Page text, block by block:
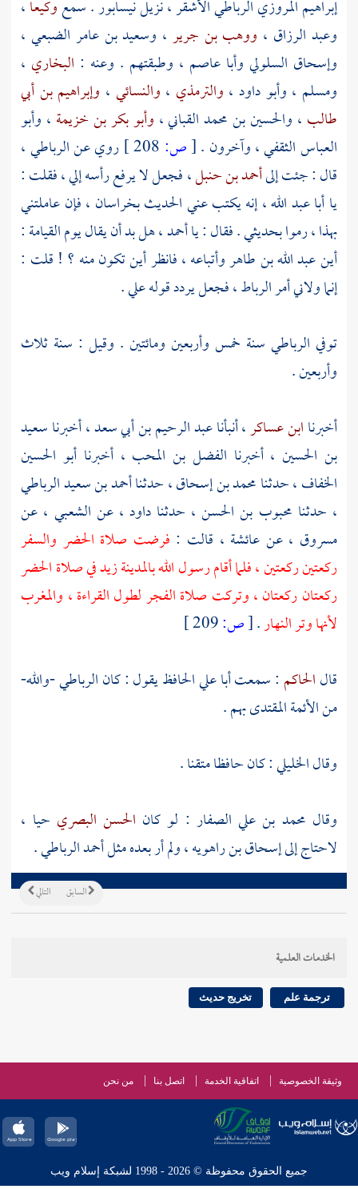
إبراهيم المروزي الرباطي الأشقر ، نزيلنيسابور. سمعوكيعا،
وعبد الرزاق ، ووهب بن جرير ، وسعيد بن عامر الضبعي ،
وإسحاق السلولي وأبا عاصم ، وطبقتهم . وعنه : البخاري ،
ومسلم ، وأبو داود ، والترمذي ، والنسائي ، وإبراهيم بن أبي
طالب ، والحسين بن محمد القباني، وأبو بكر بن خزيمة ، وأبو
العباس الثقفي، وآخرون .[ص: روي عنالرباطي،
قال : جئت إلىأحمد بن حنبل، فجعل لا يرفع رأسه إلي ، فقلت :
ياأبا عبد الله، إنه يكتب عني الحديثبخراسان ، فإن عاملتني
بهذا ، رموا بحديثي . فقال : ياأحمد، هل بد أن يقال يوم القيامة :
أينعبد الله بن طاهروأتباعه ، فانظر أين تكون منه ؟ ! قلت :
إنما ولاني أمرالرباط، فجعل يردد قوله علي .
توفي الرباطي سنة خمس وأربعين ومائتين . وقيل : سنة ثلاث
وأربعين .
أخبرناابن عساكر، أنبأناعبد الرحيم بن أبي سعد، أخبرناسعيد
بن الحسين ، أخبرنا الفضل بن المحب ، أخبرنا أبو الحسين
الخفاف، حدثنامحمد بن إسحاق، حدثناأحمد بن سعيد الرباطي
، حدثنا محبوب بن الحسن ، حدثناداود ، عن الشعبي ، عن
مسروق ، عن عائشة ، قالت : فرضت صلاة الحضر والسفر
ركعتين ركعتين ، فلما أقام رسول اللهبالمدينةزيد في صلاة الحضر
ركعتان ركعتان ، وتركت صلاة الفجر لطول القراءة ، والمغرب
لأنها وتر النهار.
[ص:
قالالحاكم : سمعتأبا علي الحافظيقول : كانالرباطي-والله-
من الأئمة المقتدى بهم .
وقالالخليلي: كان حافظا متقنا .
وقال محمد بن علي الصفار : لو كان الحسن البصري حيا ،
لاحتاج إلىإسحاق بن راهويه، ولم أر بعده مثلأحمد الرباطي.
التالي السابق
الخدمات العلمية
ترجمة علم تخريج حديث
وثيقة الخصوصية اتفاقية الخدمة اتصل بنا من نحن
جميع الحقوق محفوظة © 2026 - 1998 لشبكة إسلام ويب